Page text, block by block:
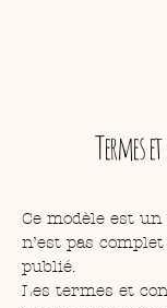
Termes
Ce modèle est
n’est pas
publié.
Les termes et